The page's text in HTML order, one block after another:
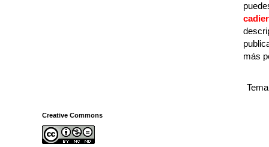
más
Creative Commons